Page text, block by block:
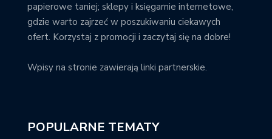
papierowe taniej; sklepy i księgarnie internetowe,
gdzie warto zajrzeć w poszukiwaniu ciekawych
ofert. Korzystaj z promocji i zaczytaj się na dobre!
Wpisy na stronie zawierają linki partnerskie.
POPULARNE TEMATY